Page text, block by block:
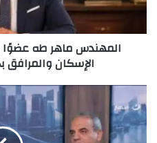
المهندس ماهر طه عضوًا
الإسكان